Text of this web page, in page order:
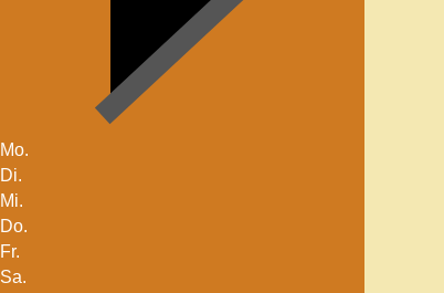
Mo.
Di.
Mi.
Do.
Fr.
Sa.